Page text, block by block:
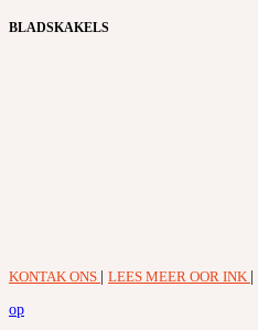
BLADSKAKELS
KONTAK ONS LEES MEER OOR INK
op